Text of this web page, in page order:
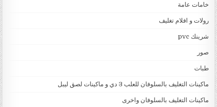
خامات عامة
رولات و افلام تغليف
شرينك pvc
صور
طبات
ماكينات التغليف بالسلوفان للعلب 3 دي و ماكينات لصق ليبل
ماكينات التغليف بالسلوفان واخرى